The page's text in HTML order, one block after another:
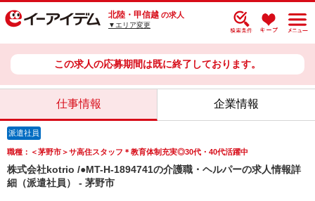
北陸・甲信越 の求人
▼エリア変更
この求人の応募期間は既に終了しております。
仕事情報 企業情報
派遣社員
職種：＜茅野市＞サ高住スタッフ＊教育体制充実◎30代・40代活躍中
株式会社kotrio /●MT-H-1894741の介護職・ヘルパーの求人情報詳
細（派遣社員） - 茅野市